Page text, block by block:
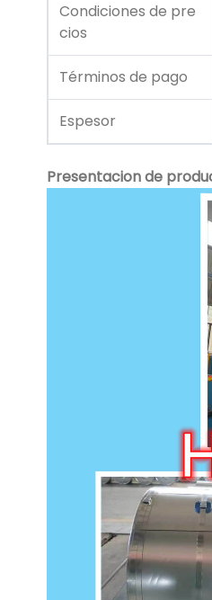
Condiciones de pre
cios
Términos de pago
Espesor
Presentacion de